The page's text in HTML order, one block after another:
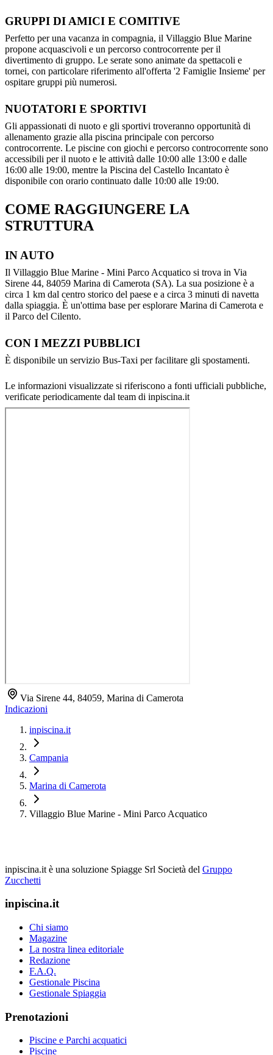
GRUPPI DI AMICI E COMITIVE
Perfetto per una vacanza in compagnia, il Villaggio Blue Marine
propone acquascivoli e un percorso controcorrente per il
divertimento di gruppo. Le serate sono animate da spettacoli e
tornei, con particolare riferimento all'offerta '2 Famiglie Insieme' per
ospitare gruppi più numerosi.
NUOTATORI E SPORTIVI
Gli appassionati di nuoto e gli sportivi troveranno opportunità di
allenamento grazie alla piscina principale con percorso
controcorrente. Le piscine con giochi e percorso controcorrente sono
accessibili per il nuoto e le attività dalle 10:00 alle 13:00 e dalle
16:00 alle 19:00, mentre la Piscina del Castello Incantato è
disponibile con orario continuato dalle 10:00 alle 19:00.
COME RAGGIUNGERE LA
STRUTTURA
IN AUTO
Il Villaggio Blue Marine - Mini Parco Acquatico si trova in Via
Sirene 44, 84059 Marina di Camerota (SA). La sua posizione è a
circa 1 km dal centro storico del paese e a circa 3 minuti di navetta
dalla spiaggia. È un'ottima base per esplorare Marina di Camerota e
il Parco del Cilento.
CON I MEZZI PUBBLICI
È disponibile un servizio Bus-Taxi per facilitare gli spostamenti.
Le informazioni visualizzate si riferiscono a fonti ufficiali pubbliche,
verificate periodicamente dal team di inpiscina.it
Via Sirene 44, 84059, Marina di Camerota
Indicazioni
inpiscina.it
Campania
Marina di Camerota
Villaggio Blue Marine - Mini Parco Acquatico
inpiscina.it è una soluzione Spiagge Srl Società del Gruppo
Zucchetti
inpiscina.it
Chi siamo
Magazine
La nostra linea editoriale
Redazione
F.A.Q.
Gestionale Piscina
Gestionale Spiaggia
Prenotazioni
Piscine e Parchi acquatici
Piscine